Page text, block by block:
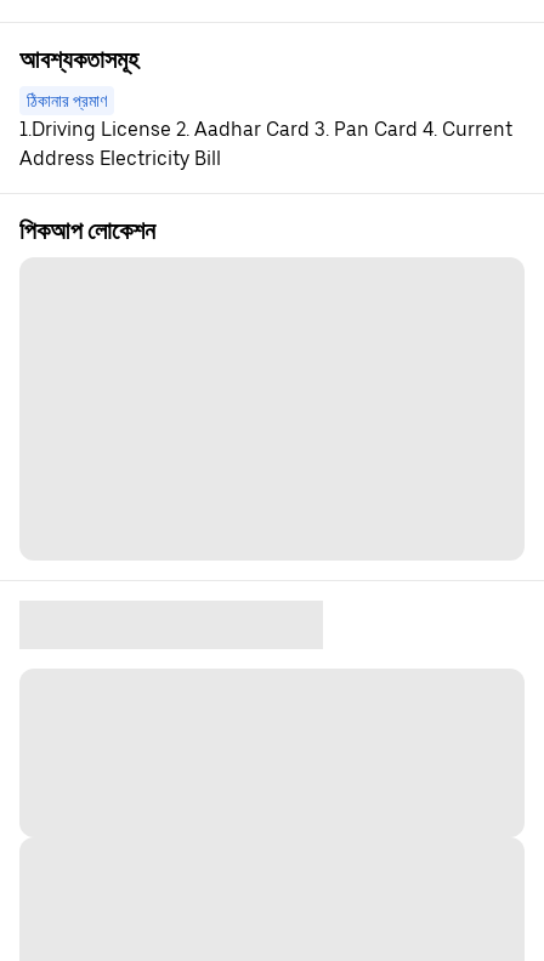
আবশ্যকতাসমূহ
ঠিকানার প্রমাণ
1.Driving License 2. Aadhar Card 3. Pan Card 4. Current
Address Electricity Bill
পিকআপ লোকেশন